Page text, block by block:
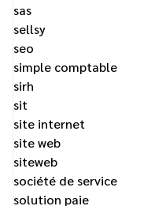
sas
sellsy
seo
simple comptable
sirh
sit
site internet
site web
siteweb
société de service
solution paie